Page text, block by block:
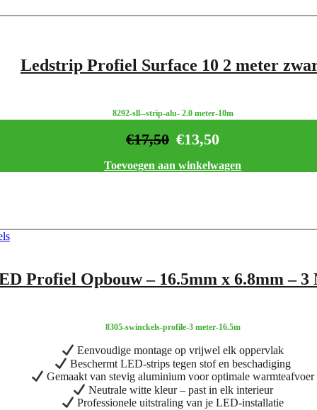
Ledstrip Profiel Surface 10 2 meter
8292-sll--strip-alu- 2.0 meter-10m
€13,50
€17,50
Toevoegen aan winkelwagen
Profiel Opbouw – 16.5mm x 6.8mm – 3
8305-swinckels-profile-3 meter-16.5m
Eenvoudige montage op vrijwel elk oppervlak
Beschermt LED-strips tegen stof en beschadiging
Gemaakt van stevig aluminium voor optimale warmteafvoer
Neutrale witte kleur – past in elk interieur
Professionele uitstraling van je LED-installatie